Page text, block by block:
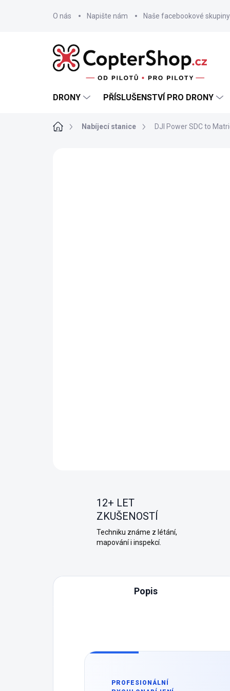
O nás Napište nám Naše facebookové skupiny
DRONY PŘÍSLUŠENSTVÍ PRO DRONY
DomůNabíjecí stanice DJI Power SDC to
12+ LET
ZKUŠENOSTÍ
Techniku známe z létání,
mapování i inspekcí.
Popis
PROFESIONÁLNÍ